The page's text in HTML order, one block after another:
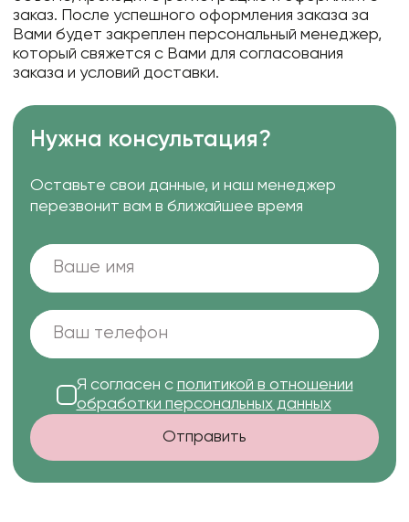
заказ. После успешного оформления заказа за
Вами будет закреплен персональный менеджер,
который свяжется с Вами для согласования
заказа и условий доставки.
Нужна консультация?
Оставьте свои данные, и наш менеджер
перезвонит вам в ближайшее время
Я согласен с политикой в отношении
обработки персональных данных
Отправить